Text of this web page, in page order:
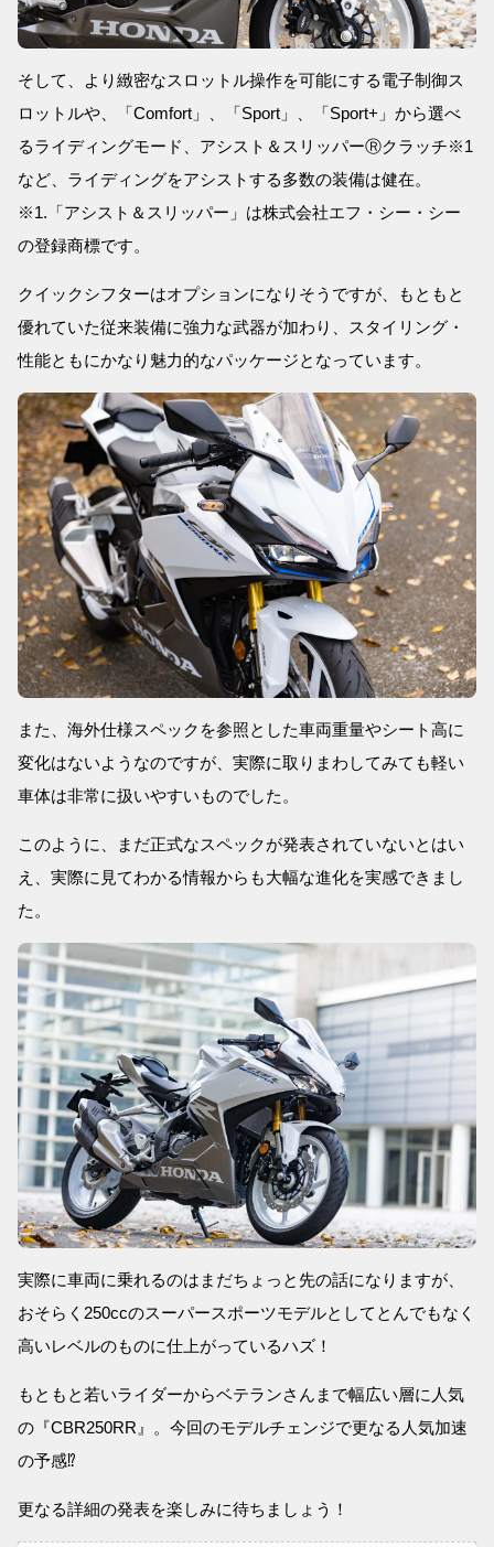
そして、より緻密なスロットル操作を可能にする電子制御ス
ロットルや、「Comfort」、「Sport」、「Sport+」から選べ
るライディングモード、アシスト＆スリッパーⓇクラッチ※1
など、ライディングをアシストする多数の装備は健在。
※1.「アシスト＆スリッパー」は株式会社エフ・シー・シー
の登録商標です。
クイックシフターはオプションになりそうですが、もともと
優れていた従来装備に強力な武器が加わり、スタイリング・
性能ともにかなり魅力的なパッケージとなっています。
また、海外仕様スペックを参照とした車両重量やシート高に
変化はないようなのですが、実際に取りまわしてみても軽い
車体は非常に扱いやすいものでした。
このように、まだ正式なスペックが発表されていないとはい
え、実際に見てわかる情報からも大幅な進化を実感できまし
た。
実際に車両に乗れるのはまだちょっと先の話になりますが、
おそらく250ccのスーパースポーツモデルとしてとんでもなく
高いレベルのものに仕上がっているハズ！
もともと若いライダーからベテランさんまで幅広い層に人気
の『CBR250RR』。今回のモデルチェンジで更なる人気加速
の予感⁉︎
更なる詳細の発表を楽しみに待ちましょう！